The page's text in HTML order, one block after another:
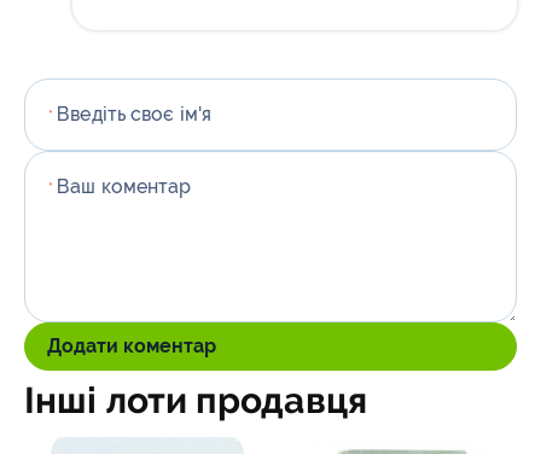
* Введіть своє ім'я
* Ваш коментар
Додати коментар
Інші лоти продавця